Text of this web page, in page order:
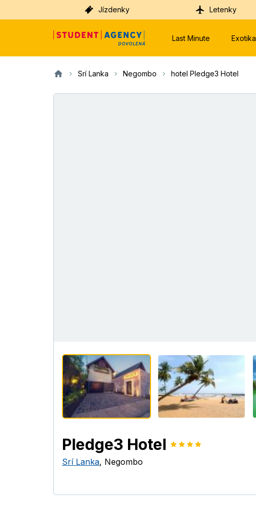
Jízdenky Letenky
Last Minute Exotika
Srí Lanka Negombo hotel Pledge3 Hotel
Pledge3 Hotel
Srí Lanka, Negombo